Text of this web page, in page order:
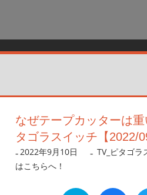
なぜテープカッターは
タゴラスイッチ【2022/
2022年9月10日 nanigoto
TV_ピタゴラ
はこちらへ！